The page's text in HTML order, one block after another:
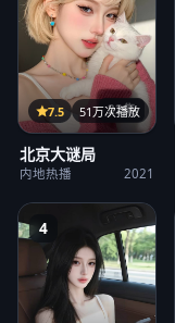
22集
7.5 51万次播放
北京大谜局
内地热播 2021
4